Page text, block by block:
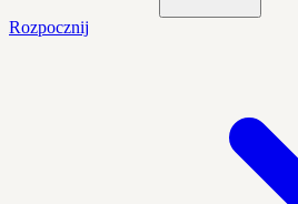
Rozpocznij